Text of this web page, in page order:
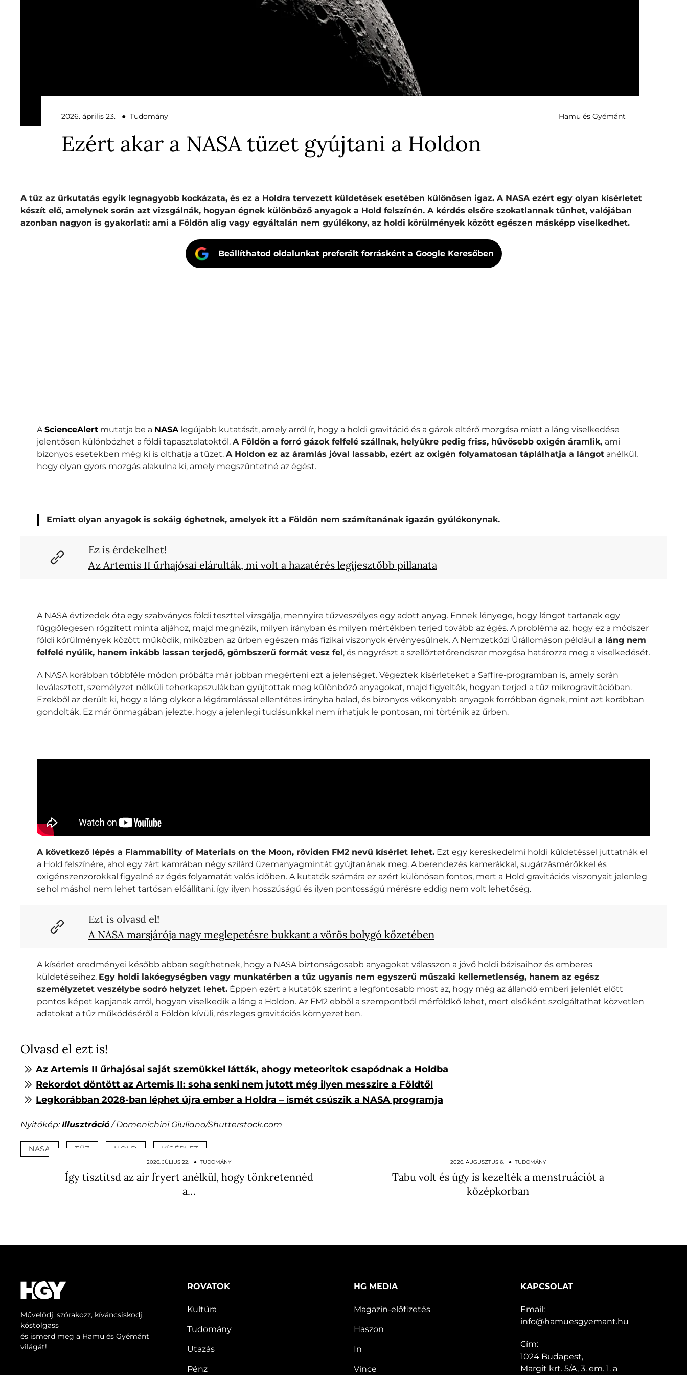
2026. április 23. ● Tudomány Hamu és Gyémánt
Ezért akar a NASA tüzet gyújtani a Holdon
A tűz az űrkutatás egyik legnagyobb kockázata, és ez a Holdra tervezett küldetések esetében különösen igaz. A NASA ezért egy olyan kísérletet
készít elő, amelynek során azt vizsgálnák, hogyan égnek különböző anyagok a Hold felszínén. A kérdés elsőre szokatlannak tűnhet, valójában
azonban nagyon is gyakorlati: ami a Földön alig vagy egyáltalán nem gyúlékony, az holdi körülmények között egészen másképp viselkedhet.
Beállíthatod oldalunkat preferált forrásként a Google Keresőben
AScienceAlert mutatja be a NASAlegújabb kutatását, amely arról ír, hogy a holdi gravitáció és a gázok eltérő mozgása miatt a láng viselkedése
jelentősen különbözhet a földi tapasztalatoktól. A Földön a forró gázok felfelé szállnak, helyükre pedig friss, hűvösebb oxigén áramlik, ami
bizonyos esetekben még ki is olthatja a tüzet. A Holdon ez az áramlás jóval lassabb, ezért az oxigén folyamatosan táplálhatja a lángot anélkül,
hogy olyan gyors mozgás alakulna ki, amely megszüntetné az égést.
Emiatt olyan anyagok is sokáig éghetnek, amelyek itt a Földön nem számítanának igazán gyúlékonynak.
Ez is érdekelhet!
Az Artemis II űrhajósai elárulták, mi volt a hazatérés legijesztőbb pillanata
A NASA évtizedek óta egy szabványos földi teszttel vizsgálja, mennyire tűzveszélyes egy adott anyag. Ennek lényege, hogy lángot tartanak egy
függőlegesen rögzített minta aljához, majd megnézik, milyen irányban és milyen mértékben terjed tovább az égés. A probléma az, hogy ez a módszer
földi körülmények között működik, miközben az űrben egészen más fizikai viszonyok érvényesülnek. A Nemzetközi Űrállomáson például a láng nem
felfelé nyúlik, hanem inkább lassan terjedő, gömbszerű formát vesz fel, és nagyrészt a szellőztetőrendszer mozgása határozza meg a viselkedését.
A NASA korábban többféle módon próbálta már jobban megérteni ezt a jelenséget. Végeztek kísérleteket a Saffire-programban is, amely során
leválasztott, személyzet nélküli teherkapszulákban gyújtottak meg különböző anyagokat, majd figyelték, hogyan terjed a tűz mikrogravitációban.
Ezekből az derült ki, hogy a láng olykor a légáramlással ellentétes irányba halad, és bizonyos vékonyabb anyagok forróbban égnek, mint azt korábban
gondolták. Ez már önmagában jelezte, hogy a jelenlegi tudásunkkal nem írhatjuk le pontosan, mi történik az űrben.
A következő lépés a Flammability of Materials on the Moon, röviden FM2 nevű kísérlet lehet. Ezt egy kereskedelmi holdi küldetéssel juttatnák el
a Hold felszínére, ahol egy zárt kamrában négy szilárd üzemanyagmintát gyújtanának meg. A berendezés kamerákkal, sugárzásmérőkkel és
oxigénszenzorokkal figyelné az égés folyamatát valós időben. A kutatók számára ez azért különösen fontos, mert a Hold gravitációs viszonyait jelenleg
sehol máshol nem lehet tartósan előállítani, így ilyen hosszúságú és ilyen pontosságú mérésre eddig nem volt lehetőség.
Ezt is olvasd el!
A NASA marsjárója nagy meglepetésre bukkant a vörös bolygó kőzetében
A kísérlet eredményei később abban segíthetnek, hogy a NASA biztonságosabb anyagokat válasszon a jövő holdi bázisaihoz és emberes
küldetéseihez. Egy holdi lakóegységben vagy munkatérben a tűz ugyanis nem egyszerű műszaki kellemetlenség, hanem az egész
személyzetet veszélybe sodró helyzet lehet. Éppen ezért a kutatók szerint a legfontosabb most az, hogy még az állandó emberi jelenlét előtt
pontos képet kapjanak arról, hogyan viselkedik a láng a Holdon. Az FM2 ebből a szempontból mérföldkő lehet, mert elsőként szolgáltathat közvetlen
adatokat a tűz működéséről a Földön kívüli, részleges gravitációs környezetben.
Olvasd el ezt is!
Az Artemis II űrhajósai saját szemükkel látták, ahogy meteoritok csapódnak a Holdba
Rekordot döntött az Artemis II: soha senki nem jutott még ilyen messzire a Földtől
Legkorábban 2028-ban léphet újra ember a Holdra – ismét csúszik a NASA programja
Nyitókép:Illusztráció/ Domenichini Giuliano/Shutterstock.com
NASA TŰZ HOLD KÍSÉRLET
2026. JÚLIUS 22. ● TUDOMÁNY
Így tisztítsd az air fryert anélkül, hogy tönkretennéd
a…
2026. AUGUSZTUS 6. ● TUDOMÁNY
Tabu volt és úgy is kezelték a menstruációt a
középkorban
Művelődj, szórakozz, kíváncsiskodj,
kóstolgass
és ismerd meg a Hamu és Gyémánt
világát!
ROVATOK
Kultúra
Tudomány
Utazás
Pénz
HG MEDIA
Magazin-előfizetés
Haszon
In
Vince
KAPCSOLAT
Email:
info@hamuesgyemant.hu
Cím:
1024 Budapest,
Margit krt. 5/A, 3. em. 1. a